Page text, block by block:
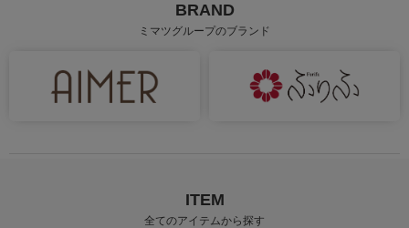
BRAND
ミマツグループのブランド
ITEM
全てのアイテムから探す